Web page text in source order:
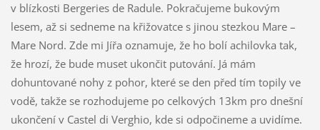
v blízkosti Bergeries de Radule. Pokračujeme bukovým
lesem, až si sedneme na křižovatce s jinou stezkou Mare –
Mare Nord. Zde mi Jířa oznamuje, že ho bolí achilovka tak,
že hrozí, že bude muset ukončit putování. Já mám
dohuntované nohy z pohor, které se den před tím topily ve
vodě, takže se rozhodujeme po celkových 13km pro dnešní
ukončení v Castel di Verghio, kde si odpočineme a uvidíme.